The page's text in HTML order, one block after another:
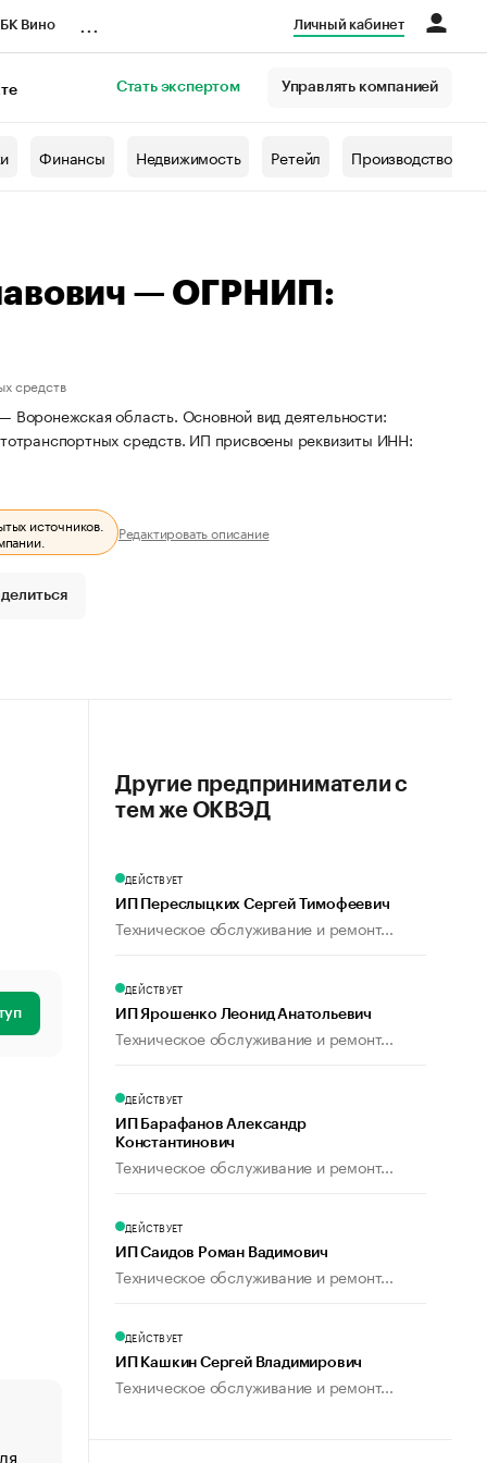
Вино Личный кабинет
Стать экспертом Управлять компанией
Финансы Недвижимость Ретейл Производство
— ОГРНИП:
средств
область. Основной вид деятельности:
средств. ИП присвоены реквизиты ИНН:
источников.
Редактировать описание
Другие предприниматели с
тем же ОКВЭД
ДЕЙСТВУЕТ
ИП Переслыцких Сергей Тимофеевич
Техническое обслуживание и ремонт...
ДЕЙСТВУЕТ
ИП Ярошенко Леонид Анатольевич
Техническое обслуживание и ремонт...
ДЕЙСТВУЕТ
ИП Барафанов Александр
Константинович
Техническое обслуживание и ремонт...
ДЕЙСТВУЕТ
ИП Саидов Роман Вадимович
Техническое обслуживание и ремонт...
ДЕЙСТВУЕТ
ИП Кашкин Сергей Владимирович
Техническое обслуживание и ремонт...